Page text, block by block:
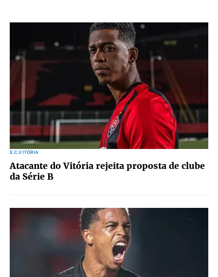
E.C.VITÓRIA
Atacante do Vitória rejeita proposta de clube
da Série B